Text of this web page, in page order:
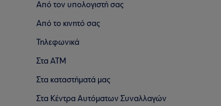
Από τον υπολογιστή σας
Από το κινητό σας
Τηλεφωνικά
Στα ΑΤΜ
Στα καταστήματά μας
Στα Κέντρα Αυτόματων Συναλλαγών